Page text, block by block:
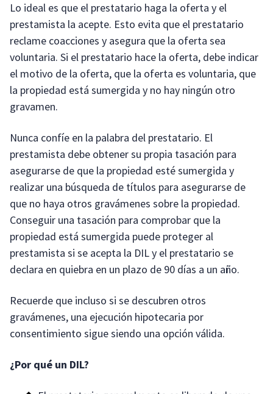
Lo ideal es que el prestatario haga la oferta y el
prestamista la acepte. Esto evita que el prestatario
reclame coacciones y asegura que la oferta sea
voluntaria. Si el prestatario hace la oferta, debe indicar
el motivo de la oferta, que la oferta es voluntaria, que
la propiedad está sumergida y no hay ningún otro
gravamen.
Nunca confíe en la palabra del prestatario. El
prestamista debe obtener su propia tasación para
asegurarse de que la propiedad esté sumergida y
realizar una búsqueda de títulos para asegurarse de
que no haya otros gravámenes sobre la propiedad.
Conseguir una tasación para comprobar que la
propiedad está sumergida puede proteger al
prestamista si se acepta la DIL y el prestatario se
declara en quiebra en un plazo de 90 días a un año.
Recuerde que incluso si se descubren otros
gravámenes, una ejecución hipotecaria por
consentimiento sigue siendo una opción válida.
¿Por qué un DIL?